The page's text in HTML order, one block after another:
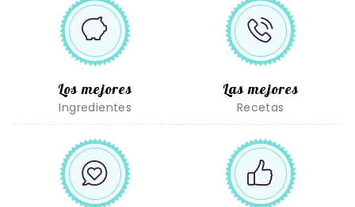
Los mejores
Ingredientes
Las mejores
Recetas